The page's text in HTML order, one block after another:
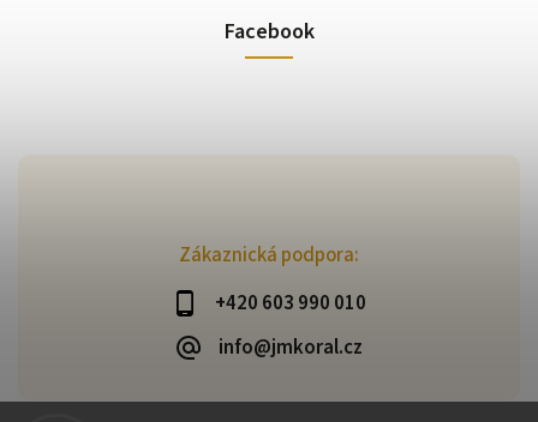
Zákaznická podpora:
+420 603 990 010
info@jmkoral.cz
Facebook